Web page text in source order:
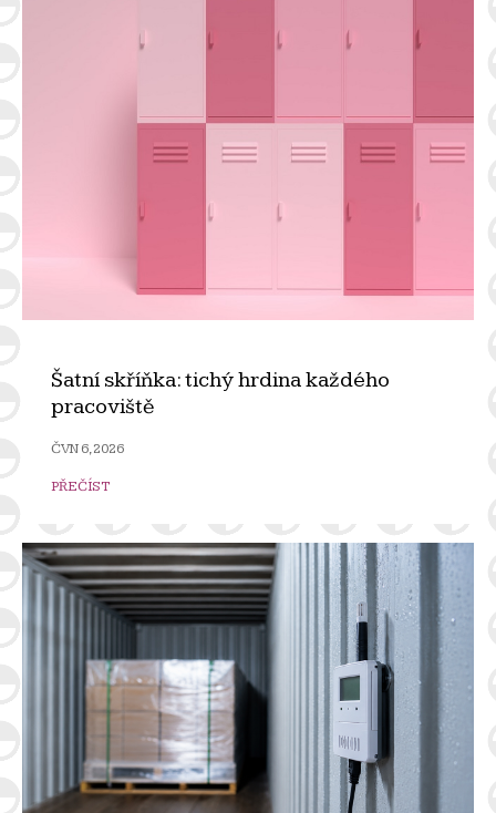
Šatní skříňka: tichý hrdina každého
pracoviště
ČVN 6, 2026
PŘEČÍST